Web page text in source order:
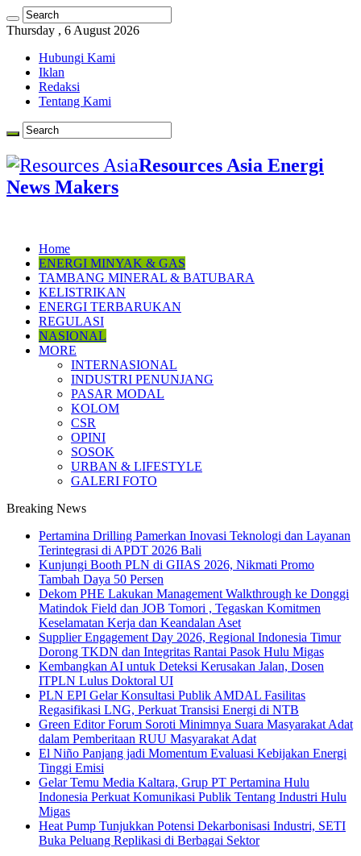
Thursday , 6 August 2026
Hubungi Kami
Iklan
Redaksi
Tentang Kami
Resources Asia Energi
News Makers
Home
ENERGI MINYAK & GAS
TAMBANG MINERAL & BATUBARA
KELISTRIKAN
ENERGI TERBARUKAN
REGULASI
NASIONAL
MORE
INTERNASIONAL
INDUSTRI PENUNJANG
PASAR MODAL
KOLOM
CSR
OPINI
SOSOK
URBAN & LIFESTYLE
GALERI FOTO
Breaking News
Pertamina Drilling Pamerkan Inovasi Teknologi dan Layanan
Terintegrasi di APDT 2026 Bali
Kunjungi Booth PLN di GIIAS 2026, Nikmati Promo
Tambah Daya 50 Persen
Dekom PHE Lakukan Management Walkthrough ke Donggi
Matindok Field dan JOB Tomori , Tegaskan Komitmen
Keselamatan Kerja dan Keandalan Aset
Supplier Engagement Day 2026, Regional Indonesia Timur
Dorong TKDN dan Integritas Rantai Pasok Hulu Migas
Kembangkan AI untuk Deteksi Kerusakan Jalan, Dosen
ITPLN Lulus Doktoral UI
PLN EPI Gelar Konsultasi Publik AMDAL Fasilitas
Regasifikasi LNG, Perkuat Transisi Energi di NTB
Green Editor Forum Soroti Minimnya Suara Masyarakat Adat
dalam Pemberitaan RUU Masyarakat Adat
El Niño Panjang jadi Momentum Evaluasi Kebijakan Energi
Tinggi Emisi
Gelar Temu Media Kaltara, Grup PT Pertamina Hulu
Indonesia Perkuat Komunikasi Publik Tentang Industri Hulu
Migas
Heat Pump Tunjukkan Potensi Dekarbonisasi Industri, SETI
Buka Peluang Replikasi di Berbagai Sektor